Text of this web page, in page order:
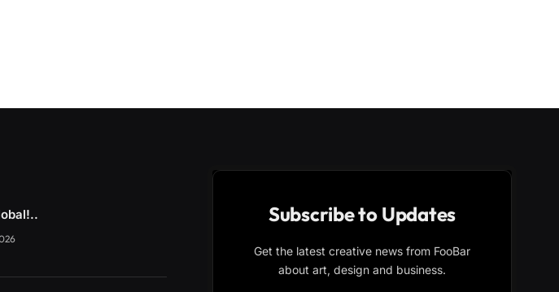
Subscribe to Updates
Get the latest creative news from FooBar
about art, design and business.